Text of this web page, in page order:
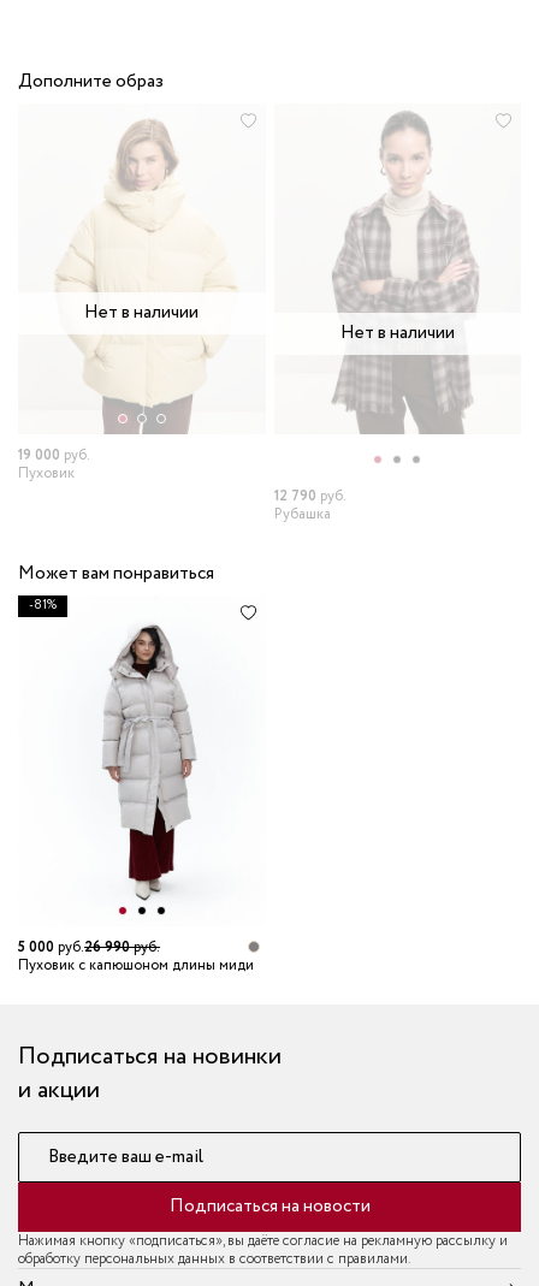
Дополните образ
Нет в наличии
19 000 руб.
Пуховик
Нет в наличии
12 790 руб.
Рубашка
Может вам понравиться
-81%
5 000руб.26 990руб.
Пуховик с капюшоном длины миди
Подписаться на новинки
и акции
Введите ваш e-mail
Подписаться на новости
Нажимая кнопку «подписаться», вы даёте согласие на рекламную рассылку и
обработку персональных данных в соответствии с правилами.